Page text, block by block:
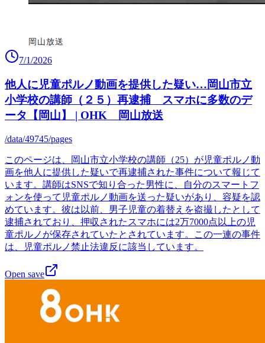
7/1/2026
他人に児童ポルノ動画を提供した疑い…岡山市立
小学校の講師（２５）再逮捕 スマホに多数のデ
ータ【岡山】 | OHK 岡山放送
/data/49745/pages
このページは、岡山市立小学校の講師（25）が児童ポルノ動
画を他人に提供した疑いで再逮捕された事件について報じて
います。講師はSNSで知り合った男性に、自分のスマートフ
ォンを使って児童ポルノ動画を送った疑いがあり、容疑を認
めています。彼は以前、男子児童の着替えを盗撮したとして
逮捕されており、押収されたスマホには2万7000点以上の児
童ポルノが保存されていたとされています。この一連の事件
は、児童ポルノ禁止法違反に該当しています。
Open save